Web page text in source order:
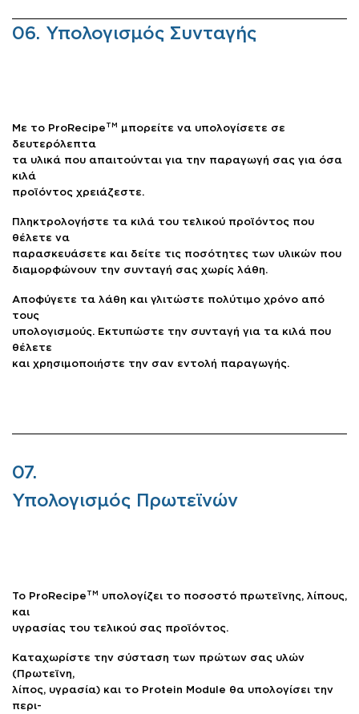
06. Υπολογισμός Συνταγής
Με το ProRecipe TM μπορείτε να υπολογίσετε σε
δευτερόλεπτα
τα υλικά που απαιτούνται για την παραγωγή σας για όσα
κιλά
προϊόντος χρειάζεστε.
Πληκτρολογήστε τα κιλά του τελικού προϊόντος που
θέλετε να
παρασκευάσετε και δείτε τις ποσότητες των υλικών που
διαμορφώνουν την συνταγή σας χωρίς λάθη.
Αποφύγετε τα λάθη και γλιτώστε πολύτιμο χρόνο από
τους
υπολογισμούς. Εκτυπώστε την συνταγή για τα κιλά που
θέλετε
και χρησιμοποιήστε την σαν εντολή παραγωγής.
07.
Υπολογισμός Πρωτεϊνών
Το ProRecipe TM υπολογίζει το ποσοστό πρωτεϊνης, λίπους,
και
υγρασίας του τελικού σας προϊόντος.
Καταχωρίστε την σύσταση των πρώτων σας υλών
(Πρωτεϊνη,
λίπος, υγρασία) και το Protein Module θα υπολογίσει την
περι-